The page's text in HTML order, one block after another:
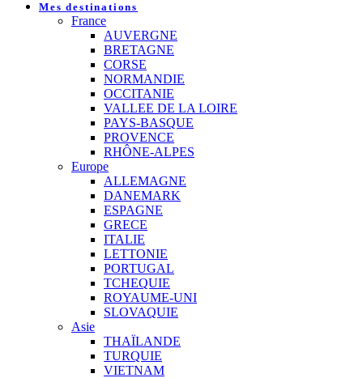
Mes destinations
France
AUVERGNE
BRETAGNE
CORSE
NORMANDIE
OCCITANIE
VALLEE DE LA LOIRE
PAYS-BASQUE
PROVENCE
RHÔNE-ALPES
Europe
ALLEMAGNE
DANEMARK
ESPAGNE
GRECE
ITALIE
LETTONIE
PORTUGAL
TCHEQUIE
ROYAUME-UNI
SLOVAQUIE
Asie
THAÏLANDE
TURQUIE
VIETNAM